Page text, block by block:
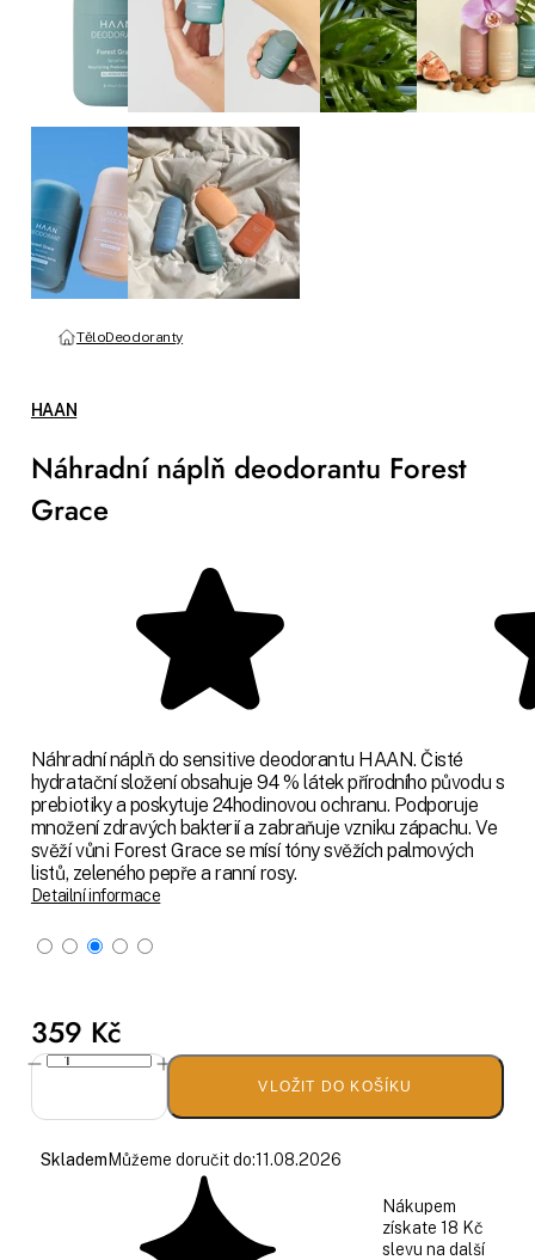
TěloDeodoranty
HAAN
Náhradní náplň deodorantu Forest
Grace
Náhradní náplň do sensitive deodorantu HAAN. Čisté
hydratační složení obsahuje 94 % látek přírodního původu s
prebiotiky a poskytuje 24hodinovou ochranu. Podporuje
množení zdravých bakterií a zabraňuje vzniku zápachu. Ve
svěží vůni Forest Grace se mísí tóny svěžích palmových
listů, zeleného pepře a ranní rosy.
Detailní informace
359 Kč
VLOŽIT DO KOŠÍKU
Skladem Můžeme doručit do:11.08.2026
Nákupem
získate 18 Kč
slevu na další